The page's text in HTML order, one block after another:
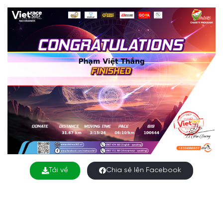
Tải về Chia sẻ lên Facebook